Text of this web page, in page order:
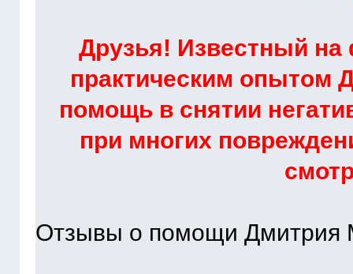
Друзья! Известный
практическим опытом
помощь в снятии
при многих
Отзывы о помощи Дмитрия